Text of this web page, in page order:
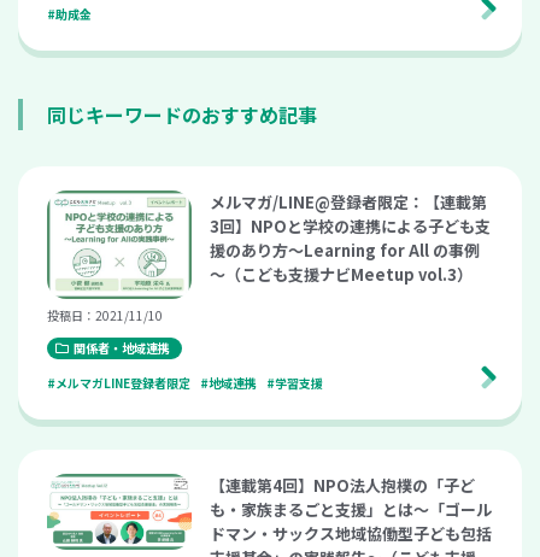
#助成金
同じキーワードのおすすめ記事
メルマガ/LINE@登録者限定：【連載第
3回】NPOと学校の連携による子ども支
援のあり方～Learning for All の事例
～（こども支援ナビMeetup vol.3）
投稿日：2021/11/10
関係者・地域連携
#メルマガLINE登録者限定
#地域連携 #学習支援
【連載第4回】NPO法人抱樸の「子ど
も・家族まるごと支援」とは～「ゴール
ドマン・サックス地域協働型子ども包括